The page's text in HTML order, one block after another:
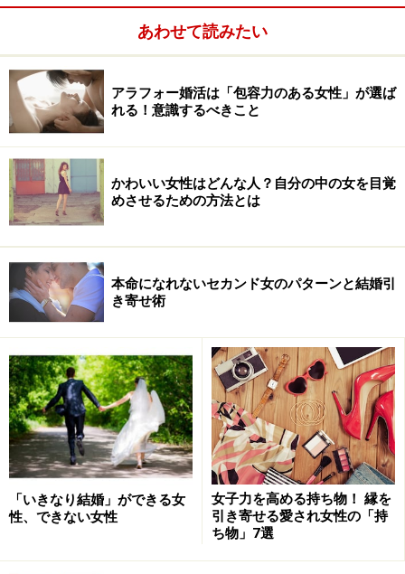
＜目次＞
1.主導権を握るために、場所は「自分のテリトリー内」
2.有無を言わさずホラー映画を観る！
3.ショッピング中に販売員を利用してプチ告白
結論！ “ワクドキキュン”デートで女性の心を刺激して
1.主導権を握るために、場所は「自分のテ
リトリー内」
ファーストデートは、必ずあなたのテリトリーに連れ出
仕事でよく訪れる街、友人と飲みに行く街、学生時代か
ら慣れ親しんでいる街など、あなたが細部まで熟知して
いるテリトリーでファーストデートをすればいいんで
あわせて読みたい
アラフォー婚活は「包容力のある女性」が選ば
れる！意識するべきこと
かわいい女性はどんな人？自分の中の女を目覚
めさせるための方法とは
本命になれないセカンド女のパターンと結婚引
き寄せ術
「いきなり結婚」ができる女
性、できない女性
女子力を高める持ち物！ 縁を
引き寄せる愛され女性の「持
ち物」7選